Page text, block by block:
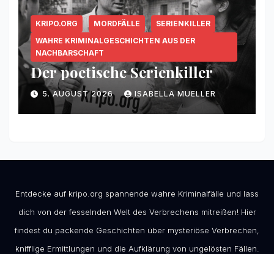
KRIPO.ORG MORDFÄLLE
SERIENKILLER
WAHRE KRIMINALGESCHICHTEN AUS DER
NACHBARSCHAFT
Der poetische Serienkiller
5. AUGUST 2026 ISABELLA MUELLER
Entdecke auf kripo.org spannende wahre Kriminalfälle und lass
dich von der fesselnden Welt des Verbrechens mitreißen! Hier
findest du packende Geschichten über mysteriöse Verbrechen,
knifflige Ermittlungen und die Aufklärung von ungelösten Fällen.